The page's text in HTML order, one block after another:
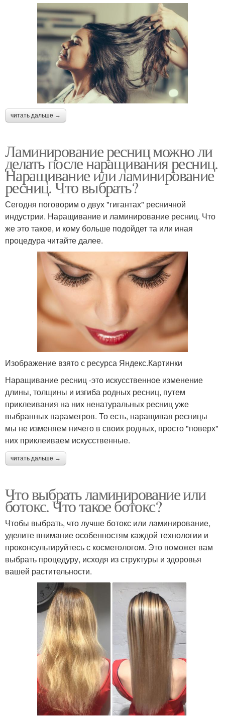
читать дальше →
Ламинирование ресниц можно ли
делать после наращивания ресниц.
Наращивание или ламинирование
ресниц. Что выбрать?
Сегодня поговорим о двух "гигантах" ресничной
индустрии. Наращивание и ламинирование ресниц. Что
же это такое, и кому больше подойдет та или иная
процедура читайте далее.
Изображение взято с ресурса Яндекс.Картинки
Наращивание ресниц -это искусственное изменение
длины, толщины и изгиба родных ресниц, путем
приклеивания на них ненатуральных ресниц уже
выбранных параметров. То есть, наращивая ресницы
мы не изменяем ничего в своих родных, просто "поверх"
них приклеиваем искусственные.
читать дальше →
Что выбрать ламинирование или
ботокс. Что такое ботокс?
Чтобы выбрать, что лучше ботокс или ламинирование,
уделите внимание особенностям каждой технологии и
проконсультируйтесь с косметологом. Это поможет вам
выбрать процедуру, исходя из структуры и здоровья
вашей растительности.